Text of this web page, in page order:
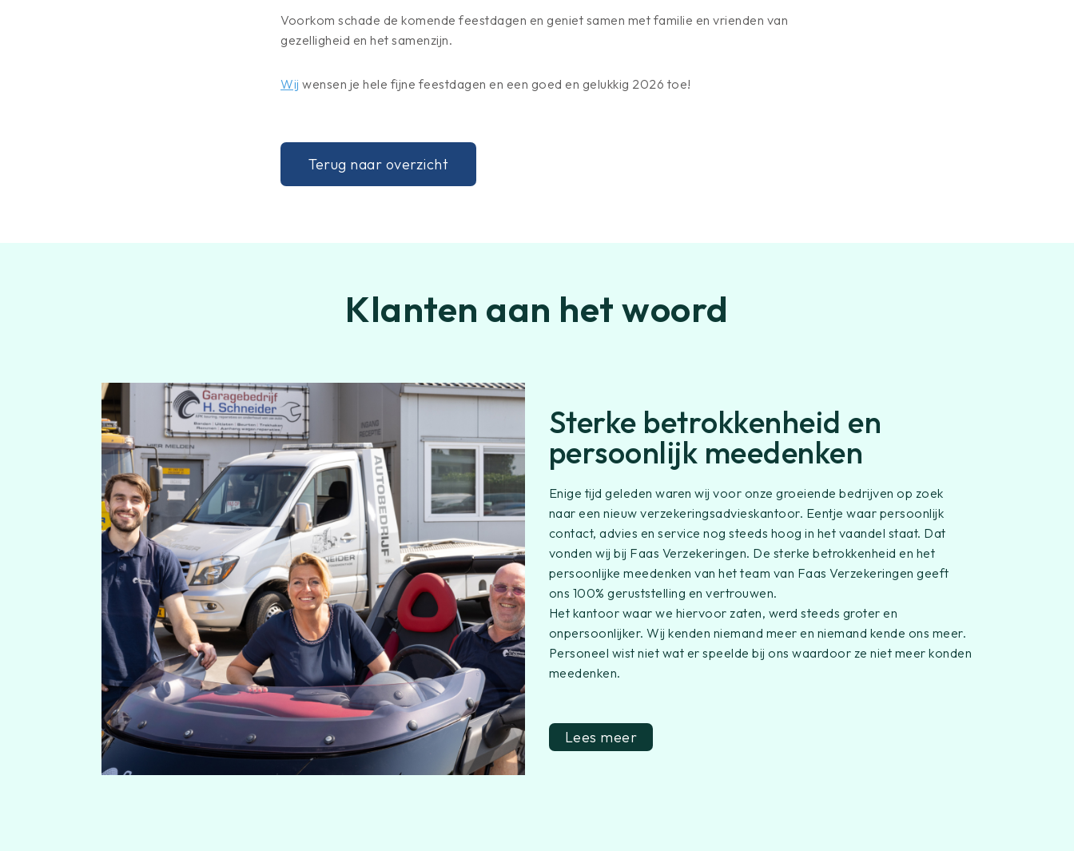
Voorkom schade de komende feestdagen en geniet samen met familie en vrienden van
gezelligheid en het samenzijn.
Wij wensen je hele fijne feestdagen en een goed en gelukkig 2026 toe!
Terug naar overzicht
Klanten aan het woord
Sterke betrokkenheid en
persoonlijk meedenken
Enige tijd geleden waren wij voor onze groeiende bedrijven op zoek
naar een nieuw verzekeringsadvieskantoor. Eentje waar persoonlijk
contact, advies en service nog steeds hoog in het vaandel staat. Dat
vonden wij bij Faas Verzekeringen. De sterke betrokkenheid en het
persoonlijke meedenken van het team van Faas Verzekeringen geeft
ons 100% geruststelling en vertrouwen.
Het kantoor waar we hiervoor zaten, werd steeds groter en
onpersoonlijker. Wij kenden niemand meer en niemand kende ons meer.
Personeel wist niet wat er speelde bij ons waardoor ze niet meer konden
meedenken.
Lees meer